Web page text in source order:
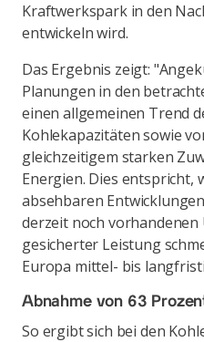
Kraftwerkspark in den
entwickeln wird.
Das Ergebnis zeigt:
Planungen in den
einen allgemeinen Trend
Kohlekapazitäten sowie
gleichzeitigem starken
Energien. Dies entspricht,
absehbaren
derzeit noch
gesicherter Leistung
Europa mittel- bis
Abnahme von 63
So ergibt sich bei den